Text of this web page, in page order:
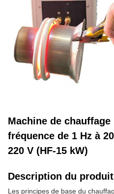
Machine de
fréquence de 1 Hz à
220 V (HF-15 kW)
Description du
Les principes de base du